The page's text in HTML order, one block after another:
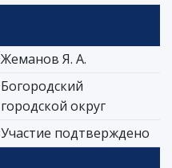
Жеманов Я. А.
Богородский
городской округ
Участие подтверждено